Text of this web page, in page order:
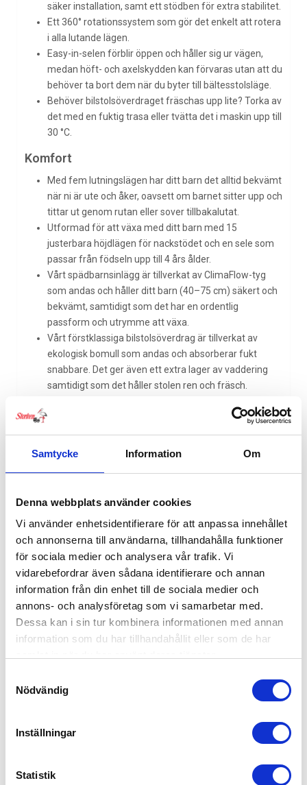
Samtycke Information Om
Denna webbplats använder cookies
Vi använder enhetsidentifierare för att anpassa innehållet
och annonserna till användarna, tillhandahålla funktioner
för sociala medier och analysera vår trafik. Vi
vidarebefordrar även sådana identifierare och annan
information från din enhet till de sociala medier och
annons- och analysföretag som vi samarbetar med.
Dessa kan i sin tur kombinera informationen med annan
information som du har tillhandahållit eller som de har
Nödvändig
Inställningar
Statistik
säker installation, samt ett stödben för extra stabilitet.
Ett 360° rotationssystem som gör det enkelt att rotera
i alla lutande lägen.
Easy-in-selen förblir öppen och håller sig ur vägen,
medan höft- och axelskydden kan förvaras utan att du
behöver ta bort dem när du byter till bältesstolsläge.
Behöver bilstolsöverdraget fräschas upp lite? Torka av
det med en fuktig trasa eller tvätta det i maskin upp till
30 °C.
Komfort
Med fem lutningslägen har ditt barn det alltid bekvämt
när ni är ute och åker, oavsett om barnet sitter upp och
tittar ut genom rutan eller sover tillbakalutat.
Utformad för att växa med ditt barn med 15
justerbara höjdlägen för nackstödet och en sele som
passar från födseln upp till 4 års ålder.
Vårt spädbarnsinlägg är tillverkat av ClimaFlow-tyg
som andas och håller ditt barn (40–75 cm) säkert och
bekvämt, samtidigt som det har en ordentlig
passform och utrymme att växa.
Vårt förstklassiga bilstolsöverdrag är tillverkat av
ekologisk bomull som andas och absorberar fukt
snabbare. Det ger även ett extra lager av vaddering
samtidigt som det håller stolen ren och fräsch.
Allmänt
Emerald 360 Pro utvecklas och växer i takt med ditt
barn, så att ditt barn kan sitta bekvämt och säkert i
återvunna Pet-flaskor (500 ml), Eco Care-tyger är
Specifikationer
Produktens vikt​: Barnets ålder​:
Barnets höjd​: Barnets vikt:
15.58 Kg. 0 – 12 Y. 40 – 150
cm. 0 – 36 kg
RELATERADE PRODUKTER